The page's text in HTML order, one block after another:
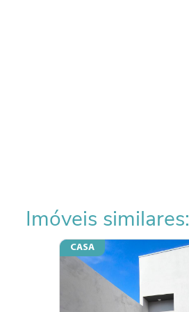
Imóveis similares:
CASA